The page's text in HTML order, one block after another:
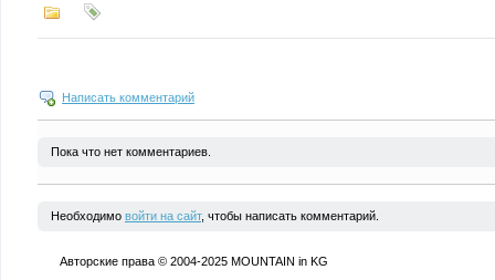
Написать комментарий
Пока что нет комментариев.
Необходимо войти на сайт, чтобы написать комментарий.
Авторские права © 2004-2025 MOUNTAIN in KG